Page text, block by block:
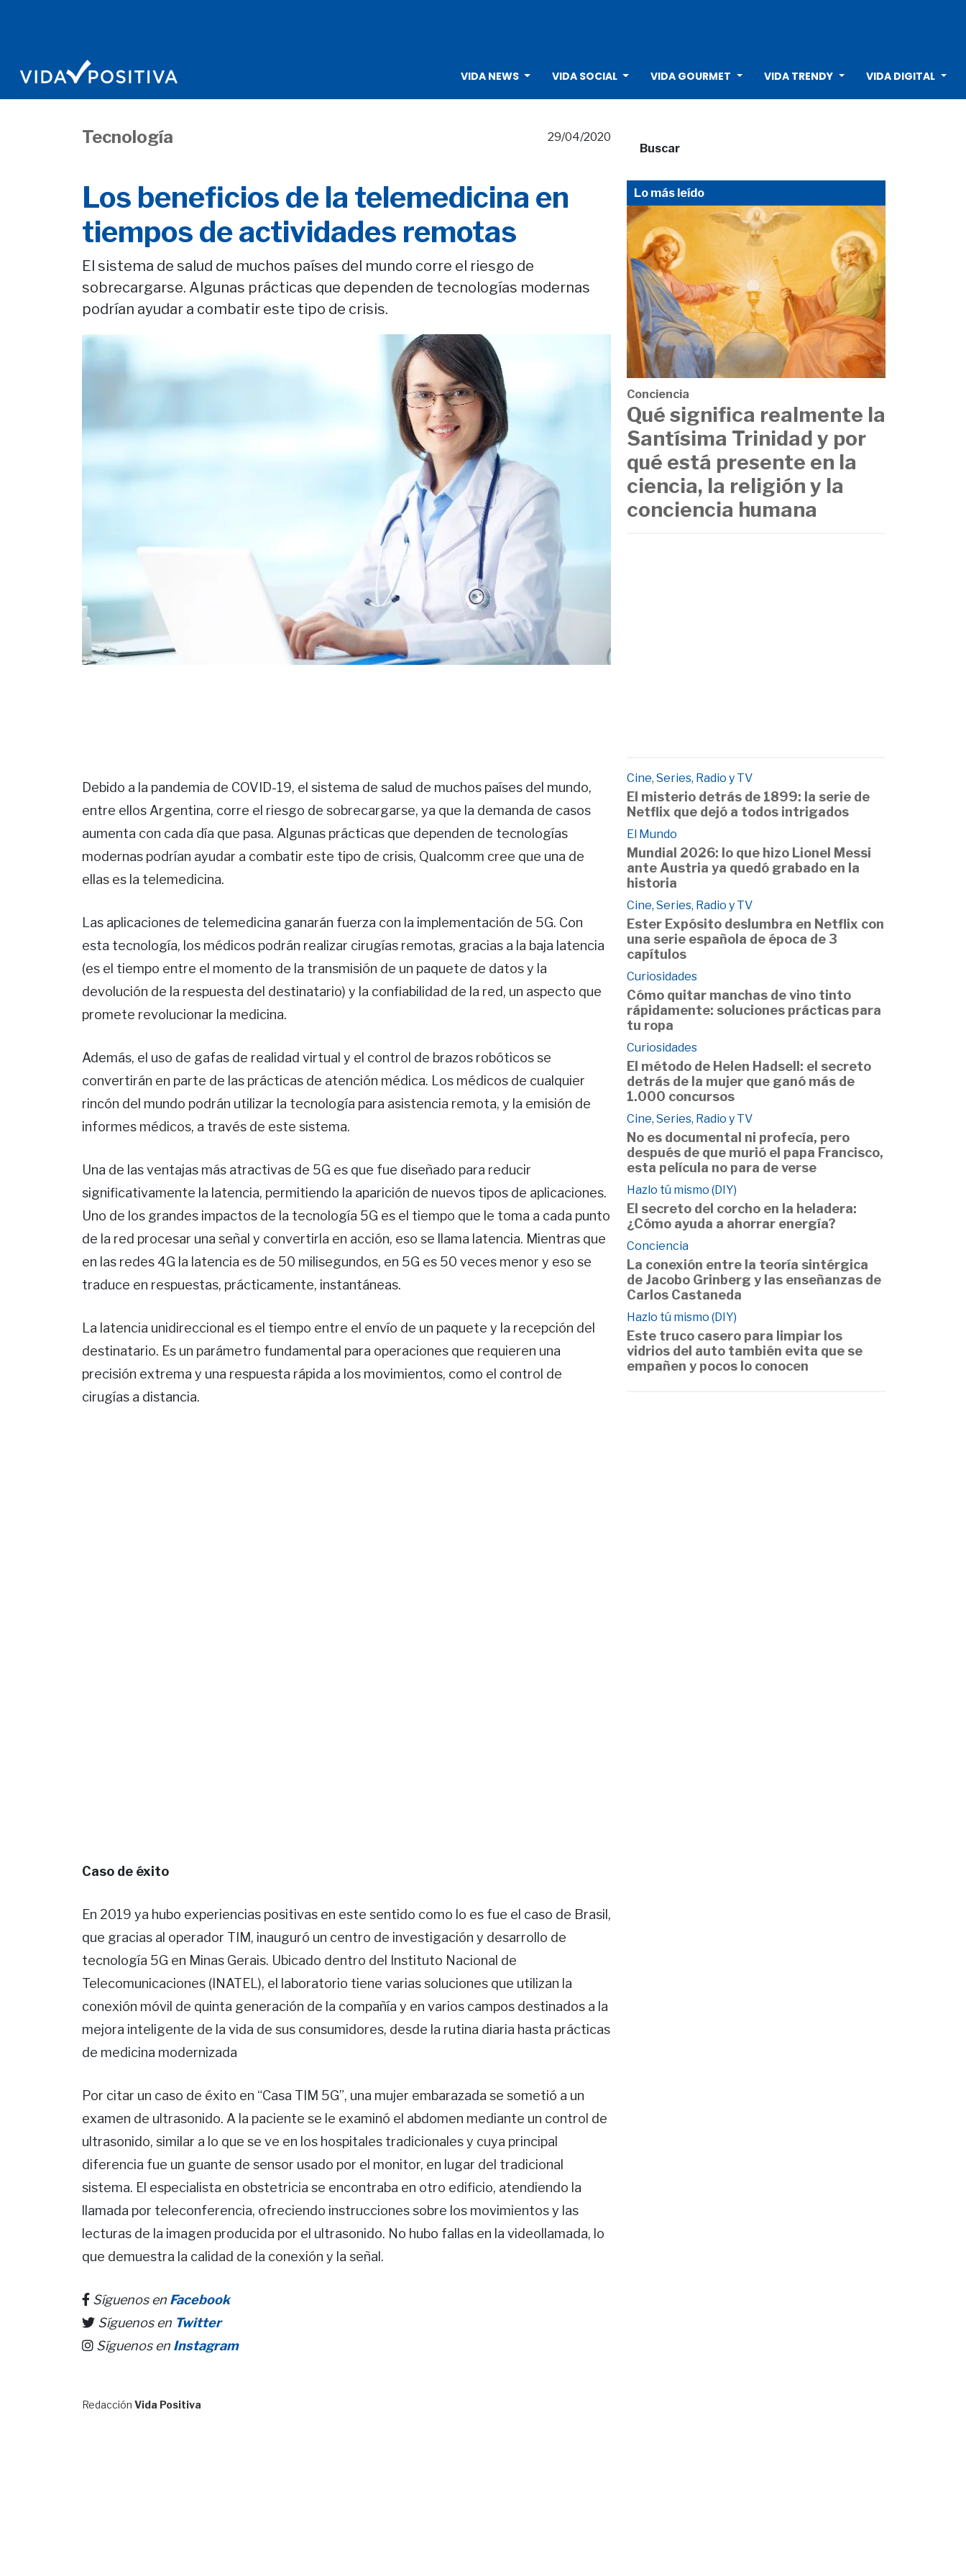
VIDA NEWS VIDA SOCIAL VIDA GOURMET VIDA TRENDY VIDA DIGITAL
Tecnología 29/04/2020
Los beneficios de la telemedicina en
tiempos de actividades remotas
El sistema de salud de muchos países del mundo corre el riesgo de
sobrecargarse. Algunas prácticas que dependen de tecnologías modernas
podrían ayudar a combatir este tipo de crisis.
Debido a la pandemia de COVID-19, el sistema de salud de muchos países del mundo,
entre ellos Argentina, corre el riesgo de sobrecargarse, ya que la demanda de casos
aumenta con cada día que pasa. Algunas prácticas que dependen de tecnologías
modernas podrían ayudar a combatir este tipo de crisis, Qualcomm cree que una de
ellas es la telemedicina.
Las aplicaciones de telemedicina ganarán fuerza con la implementación de 5G. Con
esta tecnología, los médicos podrán realizar cirugías remotas, gracias a la baja latencia
(es el tiempo entre el momento de la transmisión de un paquete de datos y la
devolución de la respuesta del destinatario) y la confiabilidad de la red, un aspecto que
promete revolucionar la medicina.
Además, el uso de gafas de realidad virtual y el control de brazos robóticos se
convertirán en parte de las prácticas de atención médica. Los médicos de cualquier
rincón del mundo podrán utilizar la tecnología para asistencia remota, y la emisión de
informes médicos, a través de este sistema.
Una de las ventajas más atractivas de 5G es que fue diseñado para reducir
significativamente la latencia, permitiendo la aparición de nuevos tipos de aplicaciones.
Uno de los grandes impactos de la tecnología 5G es el tiempo que le toma a cada punto
de la red procesar una señal y convertirla en acción, eso se llama latencia. Mientras que
en las redes 4G la latencia es de 50 milisegundos, en 5G es 50 veces menor y eso se
traduce en respuestas, prácticamente, instantáneas.
La latencia unidireccional es el tiempo entre el envío de un paquete y la recepción del
destinatario. Es un parámetro fundamental para operaciones que requieren una
precisión extrema y una respuesta rápida a los movimientos, como el control de
cirugías a distancia.
Caso de éxito
En 2019 ya hubo experiencias positivas en este sentido como lo es fue el caso de Brasil,
que gracias al operador TIM, inauguró un centro de investigación y desarrollo de
tecnología 5G en Minas Gerais. Ubicado dentro del Instituto Nacional de
Telecomunicaciones (INATEL), el laboratorio tiene varias soluciones que utilizan la
conexión móvil de quinta generación de la compañía y en varios campos destinados a la
mejora inteligente de la vida de sus consumidores, desde la rutina diaria hasta prácticas
de medicina modernizada
Por citar un caso de éxito en “Casa TIM 5G”, una mujer embarazada se sometió a un
examen de ultrasonido. A la paciente se le examinó el abdomen mediante un control de
ultrasonido, similar a lo que se ve en los hospitales tradicionales y cuya principal
diferencia fue un guante de sensor usado por el monitor, en lugar del tradicional
sistema. El especialista en obstetricia se encontraba en otro edificio, atendiendo la
llamada por teleconferencia, ofreciendo instrucciones sobre los movimientos y las
lecturas de la imagen producida por el ultrasonido. No hubo fallas en la videollamada, lo
que demuestra la calidad de la conexión y la señal.
Síguenos en Facebook
Síguenos en Twitter
Síguenos en Instagram
Redacción Vida Positiva
Buscar
Lo más leído
Conciencia
Qué significa realmente la
Santísima Trinidad y por
qué está presente en la
ciencia, la religión y la
conciencia humana
Cine, Series, Radio y TV
El misterio detrás de 1899: la serie de
Netflix que dejó a todos intrigados
El Mundo
Mundial 2026: lo que hizo Lionel Messi
ante Austria ya quedó grabado en la
historia
Cine, Series, Radio y TV
Ester Expósito deslumbra en Netflix con
una serie española de época de 3
capítulos
Curiosidades
Cómo quitar manchas de vino tinto
rápidamente: soluciones prácticas para
tu ropa
Curiosidades
El método de Helen Hadsell: el secreto
detrás de la mujer que ganó más de
1.000 concursos
Cine, Series, Radio y TV
No es documental ni profecía, pero
después de que murió el papa Francisco,
esta película no para de verse
Hazlo tú mismo (DIY)
El secreto del corcho en la heladera:
¿Cómo ayuda a ahorrar energía?
Conciencia
La conexión entre la teoría sintérgica
de Jacobo Grinberg y las enseñanzas de
Carlos Castaneda
Hazlo tú mismo (DIY)
Este truco casero para limpiar los
vidrios del auto también evita que se
empañen y pocos lo conocen